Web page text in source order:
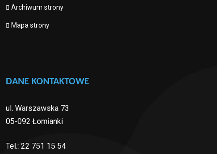
Archiwum strony
Mapa strony
DANE KONTAKTOWE
ul. Warszawska 73
05-092 Łomianki
Tel.: 22 751 15 54